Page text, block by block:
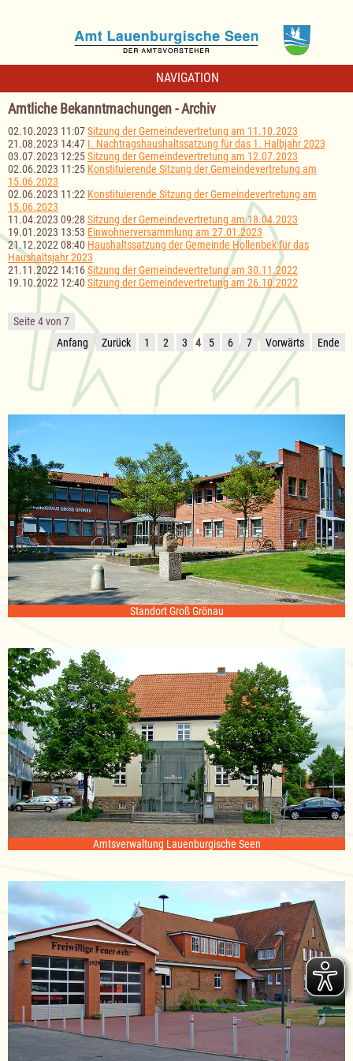
NAVIGATION
Amtliche Bekanntmachungen - Archiv
02.10.2023 11:07Sitzung der Gemeindevertretung am 11.10.2023
21.08.2023 14:47 I. Nachtragshaushaltssatzung für das 1. Halbjahr 2023
03.07.2023 12:25Sitzung der Gemeindevertretung am 12.07.2023
02.06.2023 11:25 Konstituierende Sitzung der Gemeindevertretung am
15.06.2023
02.06.2023 11:22 Konstituierende Sitzung der Gemeindevertretung am
15.06.2023
11.04.2023 09:28 Sitzung der Gemeindevertretung am 18.04.2023
19.01.2023 13:53 Einwohnerversammlung am 27.01.2023
21.12.2022 08:40 Haushaltssatzung der Gemeinde Hollenbek für das
Haushaltsjahr 2023
21.11.2022 14:16Sitzung der Gemeindevertretung am 30.11.2022
19.10.2022 12:40 Sitzung der Gemeindevertretung am 26.10.2022
Seite 4 von 7
Anfang
Zurück 1 2 3 4 5 6 7 Vorwärts Ende
Standort Groß Grönau
Amtsverwaltung Lauenburgische Seen